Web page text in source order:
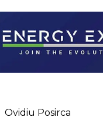
Ovidiu Posirca